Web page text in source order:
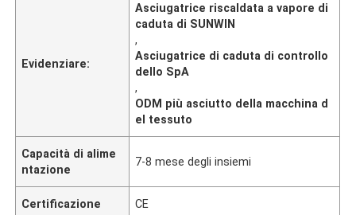
Evidenziare:
Asciugatrice riscaldata a vapore di
caduta di SUNWIN
,
Asciugatrice di caduta di controllo
dello SpA
,
ODM più asciutto della macchina d
el tessuto
Capacità di alime
ntazione
7-8 mese degli insiemi
Certificazione CE